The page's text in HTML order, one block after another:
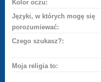
Kolor oczu:
Języki, w których mogę się
porozumiewać:
Czego szukasz?:
Moja religia to: